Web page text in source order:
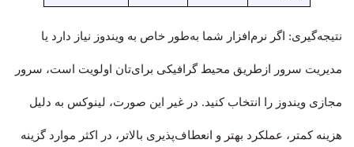
نتیجه‌گیری: اگر نرم‌افزار شما به‌طور خاص به ویندوز نیاز دارد یا
مدیریت سرور ازطریق محیط گرافیکی برای‌تان اولویت است، سرور
مجازی ویندوز را انتخاب کنید. در غیر این صورت، لینوکس به دلیل
هزینه کمتر، عملکرد بهتر و انعطاف‌پذیری بالاتر، در اکثر موارد گزینه